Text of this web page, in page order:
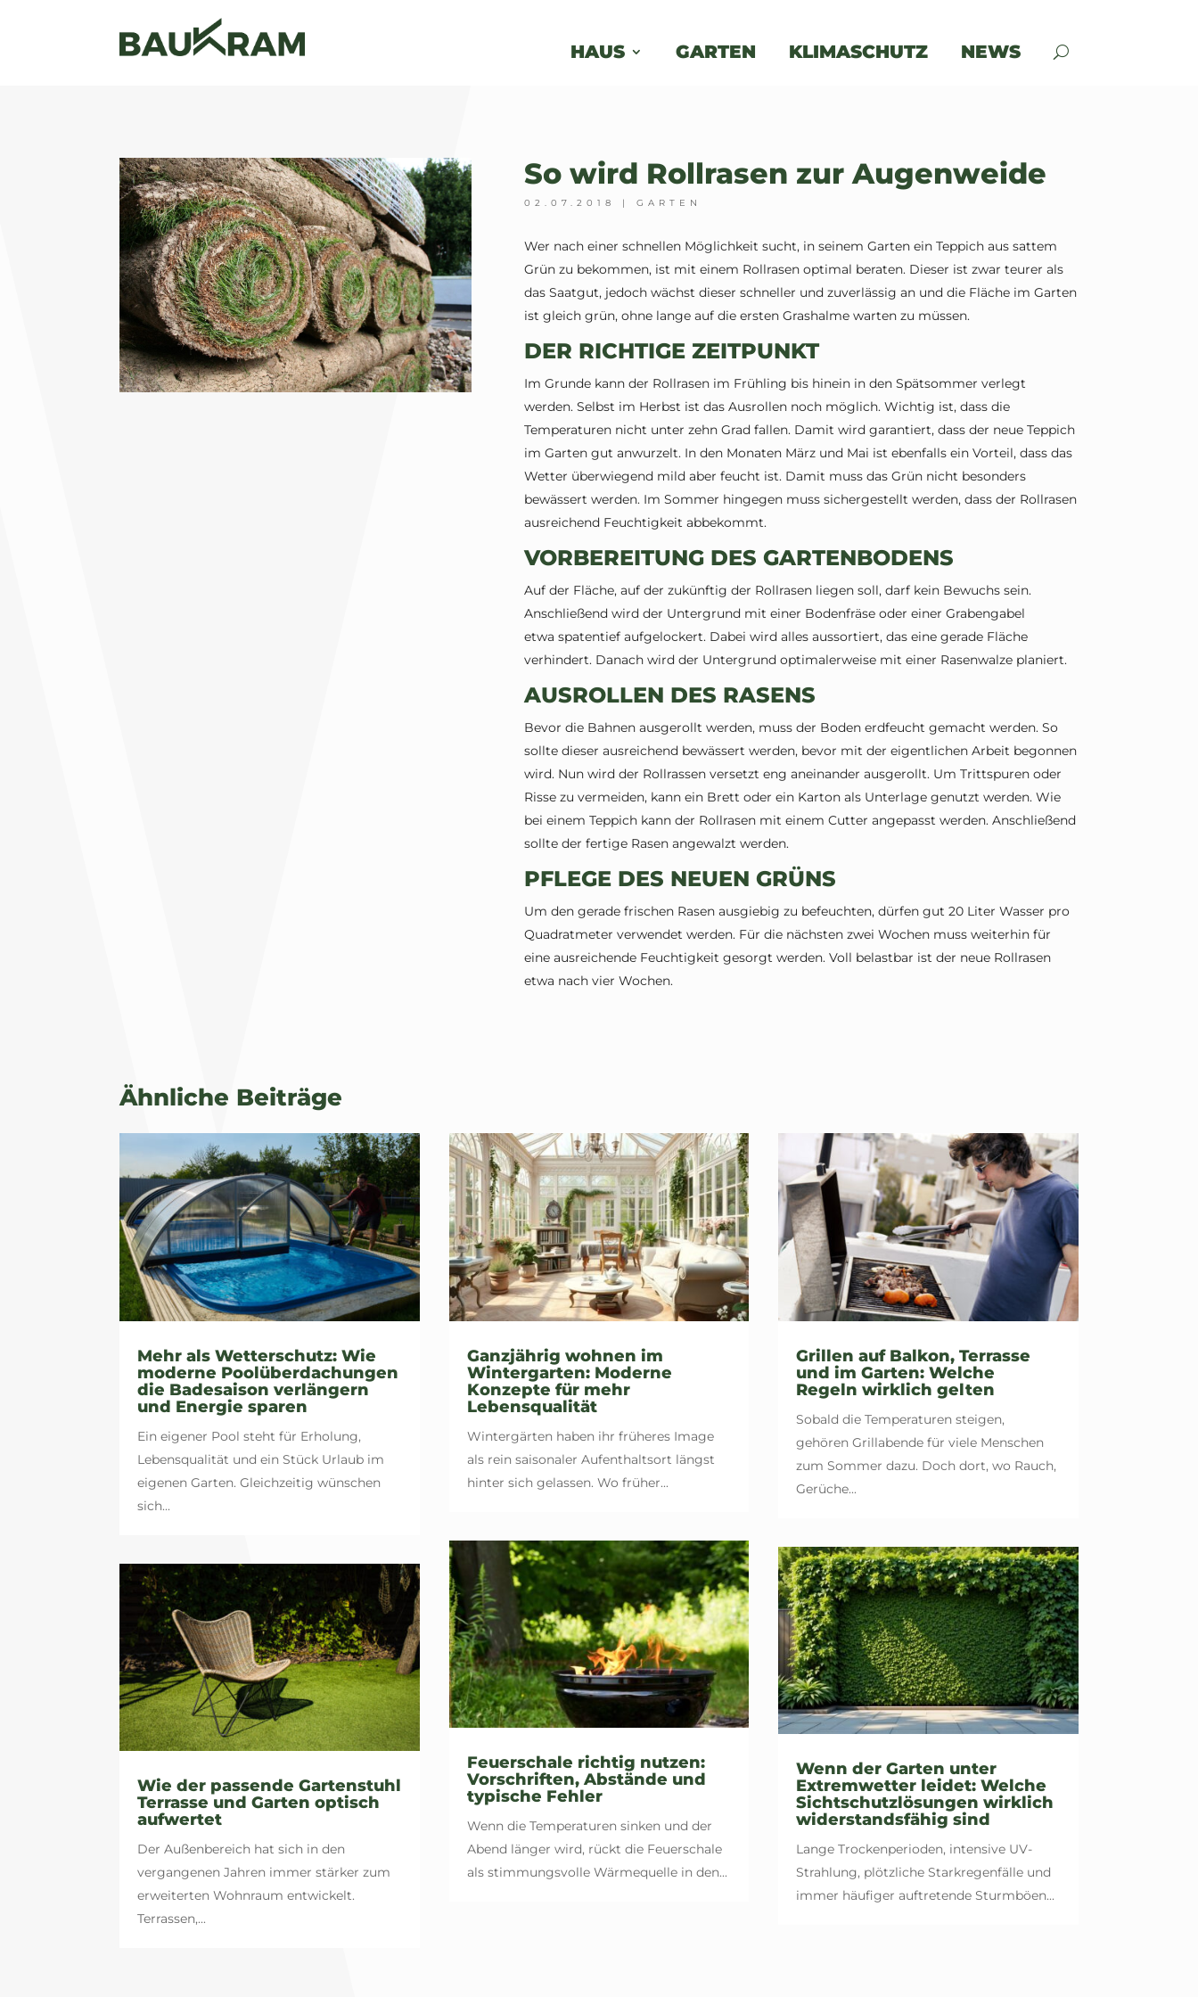
HAUS GARTEN KLIMASCHUTZ NEWS
So wird Rollrasen zur Augenweide
02.07.2018 |GARTEN
Wer nach einer schnellen Möglichkeit sucht, in seinem Garten ein Teppich aus sattem
Grün zu bekommen, ist mit einem Rollrasen optimal beraten. Dieser ist zwar teurer als
das Saatgut, jedoch wächst dieser schneller und zuverlässig an und die Fläche im Garten
ist gleich grün, ohne lange auf die ersten Grashalme warten zu müssen.
DER RICHTIGE ZEITPUNKT
Im Grunde kann der Rollrasen im Frühling bis hinein in den Spätsommer verlegt
werden. Selbst im Herbst ist das Ausrollen noch möglich. Wichtig ist, dass die
Temperaturen nicht unter zehn Grad fallen. Damit wird garantiert, dass der neue Teppich
im Garten gut anwurzelt. In den Monaten März und Mai ist ebenfalls ein Vorteil, dass das
Wetter überwiegend mild aber feucht ist. Damit muss das Grün nicht besonders
bewässert werden. Im Sommer hingegen muss sichergestellt werden, dass der Rollrasen
ausreichend Feuchtigkeit abbekommt.
VORBEREITUNG DES GARTENBODENS
Auf der Fläche, auf der zukünftig der Rollrasen liegen soll, darf kein Bewuchs sein.
Anschließend wird der Untergrund mit einer Bodenfräse oder einer Grabengabel
etwa spatentief aufgelockert. Dabei wird alles aussortiert, das eine gerade Fläche
verhindert. Danach wird der Untergrund optimalerweise mit einer Rasenwalze planiert.
AUSROLLEN DES RASENS
Bevor die Bahnen ausgerollt werden, muss der Boden erdfeucht gemacht werden. So
sollte dieser ausreichend bewässert werden, bevor mit der eigentlichen Arbeit begonnen
wird. Nun wird der Rollrassen versetzt eng aneinander ausgerollt. Um Trittspuren oder
Risse zu vermeiden, kann ein Brett oder ein Karton als Unterlage genutzt werden. Wie
bei einem Teppich kann der Rollrasen mit einem Cutter angepasst werden. Anschließend
sollte der fertige Rasen angewalzt werden.
PFLEGE DES NEUEN GRÜNS
Um den gerade frischen Rasen ausgiebig zu befeuchten, dürfen gut 20 Liter Wasser pro
Quadratmeter verwendet werden. Für die nächsten zwei Wochen muss weiterhin für
eine ausreichende Feuchtigkeit gesorgt werden. Voll belastbar ist der neue Rollrasen
etwa nach vier Wochen.
Ähnliche Beiträge
Mehr als Wetterschutz: Wie
moderne Poolüberdachungen
die Badesaison verlängern
und Energie sparen
Ein eigener Pool steht für Erholung,
Lebensqualität und ein Stück Urlaub im
eigenen Garten. Gleichzeitig wünschen
sich...
Wie der passende Gartenstuhl
Terrasse und Garten optisch
aufwertet
Der Außenbereich hat sich in den
vergangenen Jahren immer stärker zum
erweiterten Wohnraum entwickelt.
Terrassen,...
Ganzjährig wohnen im
Wintergarten: Moderne
Konzepte für mehr
Lebensqualität
Wintergärten haben ihr früheres Image
als rein saisonaler Aufenthaltsort längst
hinter sich gelassen. Wo früher...
Feuerschale richtig nutzen:
Vorschriften, Abstände und
typische Fehler
Wenn die Temperaturen sinken und der
Abend länger wird, rückt die Feuerschale
als stimmungsvolle Wärmequelle in den...
Grillen auf Balkon, Terrasse
und im Garten: Welche
Regeln wirklich gelten
Sobald die Temperaturen steigen,
gehören Grillabende für viele Menschen
zum Sommer dazu. Doch dort, wo Rauch,
Gerüche...
Wenn der Garten unter
Extremwetter leidet: Welche
Sichtschutzlösungen wirklich
widerstandsfähig sind
Lange Trockenperioden, intensive UV-
Strahlung, plötzliche Starkregenfälle und
immer häufiger auftretende Sturmböen...